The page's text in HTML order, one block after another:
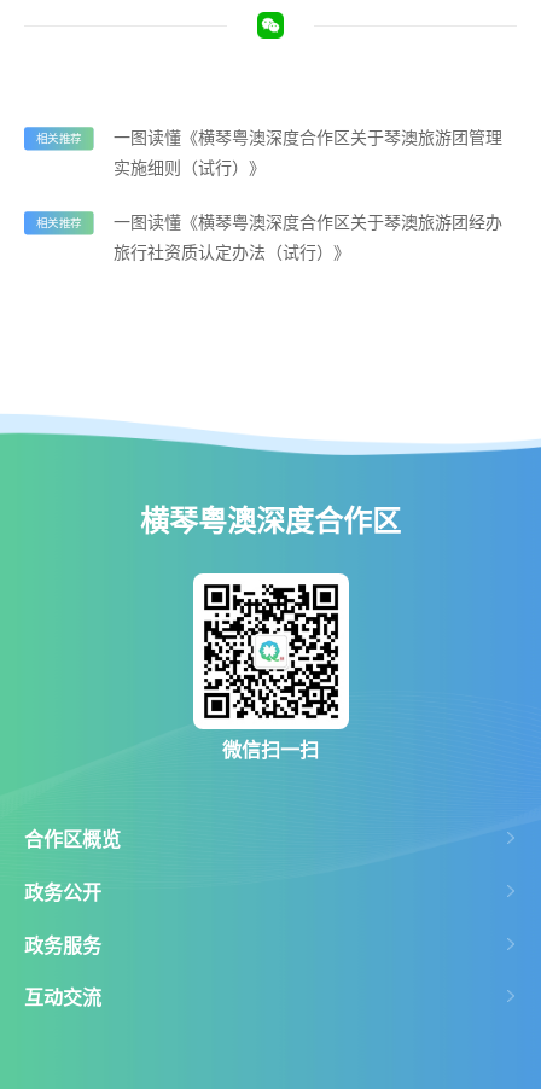
相关推荐
一图读懂《横琴粤澳深度合作区关于琴澳旅游团管理
实施细则（试行）》
相关推荐
一图读懂《横琴粤澳深度合作区关于琴澳旅游团经办
旅行社资质认定办法（试行）》
横琴粤澳深度合作区
微信扫一扫
合作区概览
政务公开
政务服务
互动交流